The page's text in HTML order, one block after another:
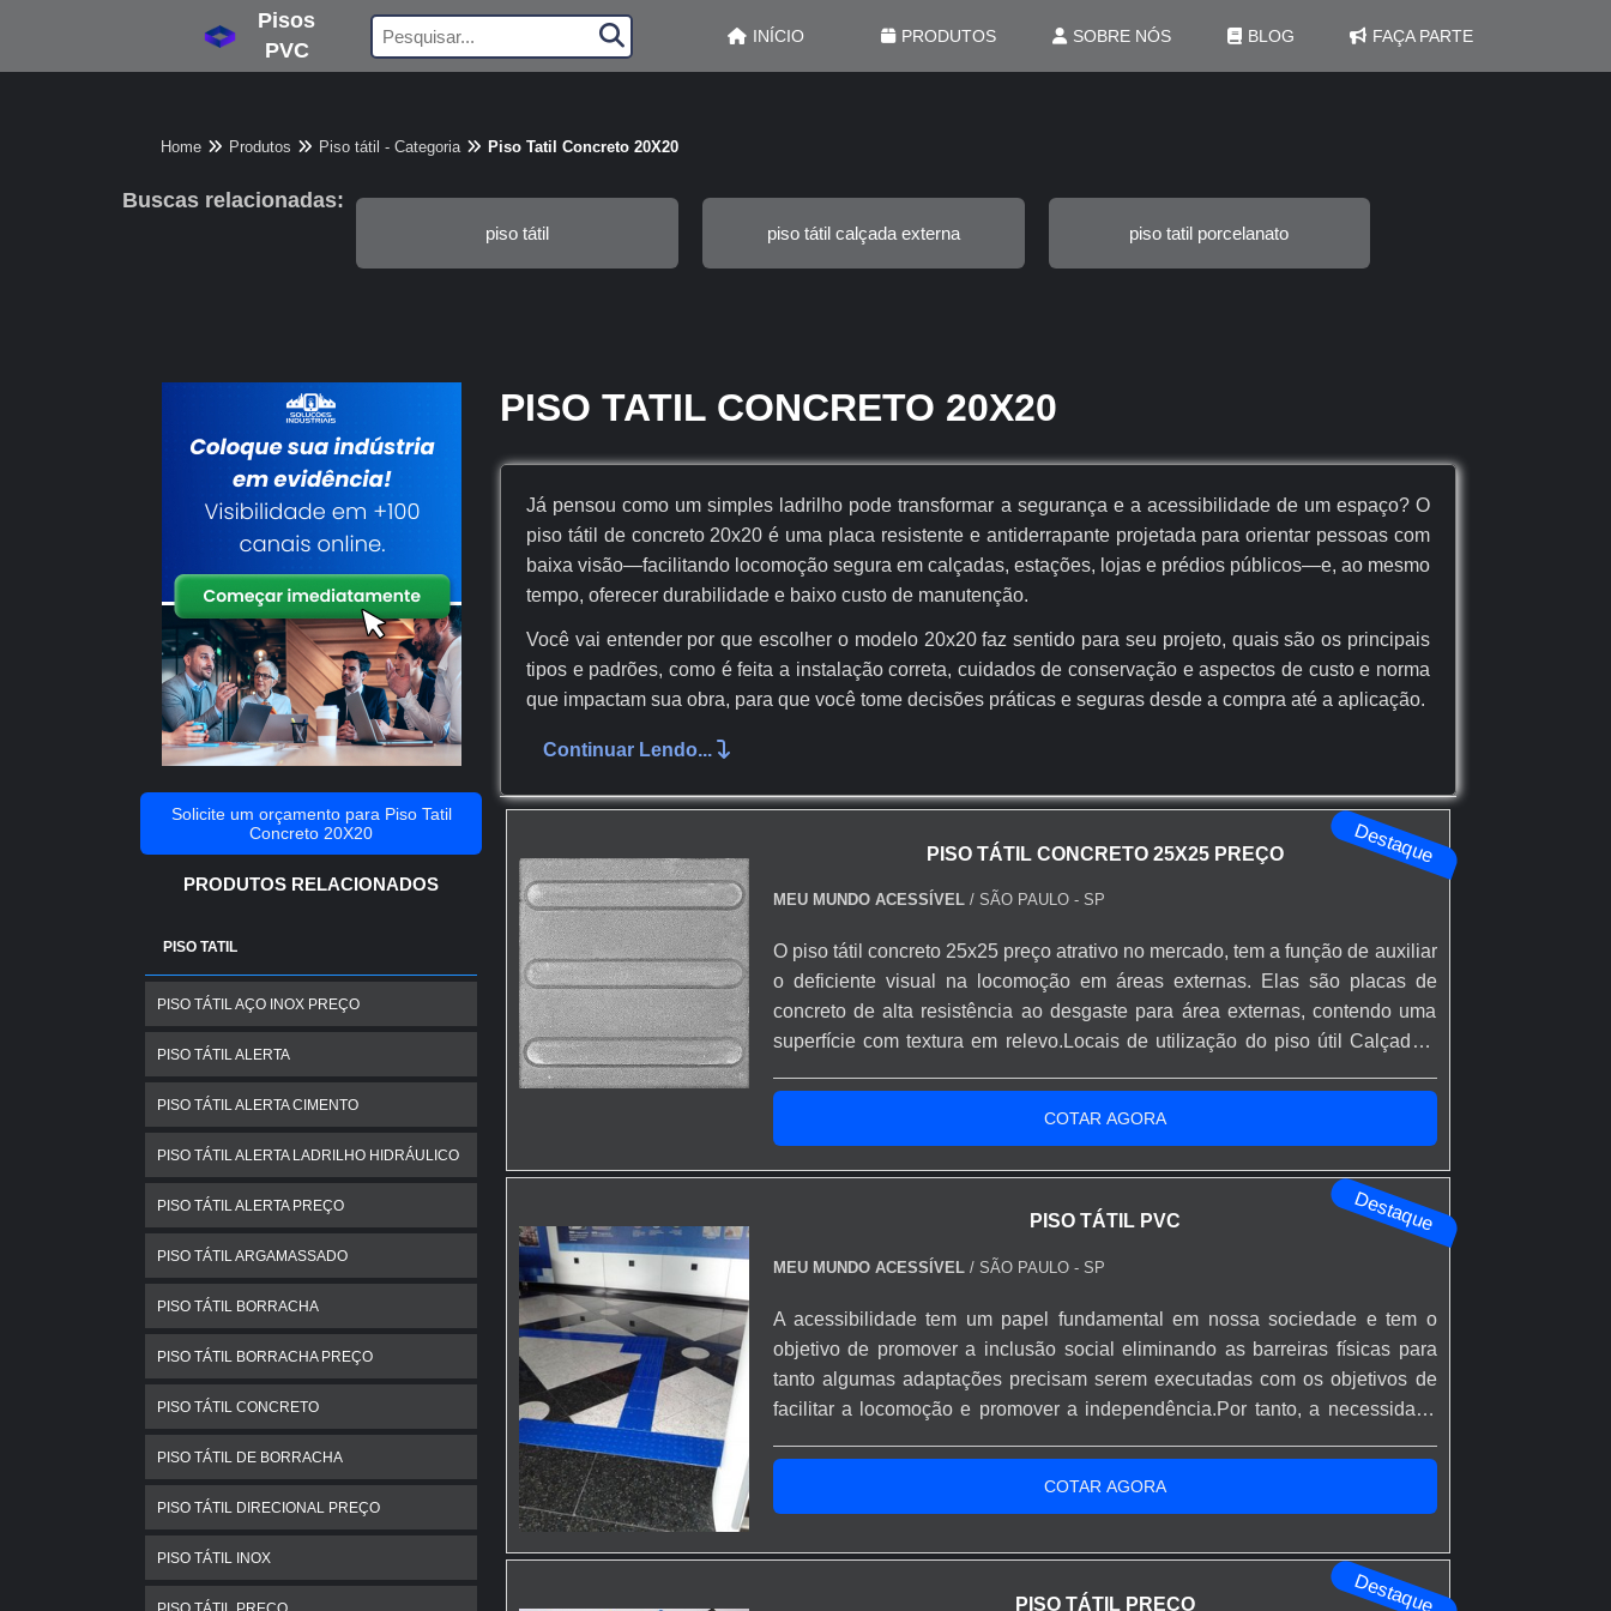
Pisos
PVC
INÍCIO PRODUTOS SOBRE NÓS BLOG FAÇA PARTE
Home Produtos Piso tátil - Categoria Piso Tatil Concreto 20X20
Buscas relacionadas:
piso tátil piso tátil calçada externa piso tatil porcelanato
Solicite um orçamento para Piso Tatil
Concreto 20X20
PRODUTOS RELACIONADOS
PISO TATIL
PISO TÁTIL AÇO INOX PREÇO
PISO TÁTIL ALERTA
PISO TÁTIL ALERTA CIMENTO
PISO TÁTIL ALERTA LADRILHO HIDRÁULICO
PISO TÁTIL ALERTA PREÇO
PISO TÁTIL ARGAMASSADO
PISO TÁTIL BORRACHA
PISO TÁTIL BORRACHA PREÇO
PISO TÁTIL CONCRETO
PISO TÁTIL DE BORRACHA
PISO TÁTIL DIRECIONAL PREÇO
PISO TÁTIL INOX
PISO TATIL CONCRETO 20X20
Já pensou como um simples ladrilho pode transformar a segurança e a acessibilidade de um espaço? O
piso tátil de concreto 20x20 é uma placa resistente e antiderrapante projetada para orientar pessoas com
baixa visão—facilitando locomoção segura em calçadas, estações, lojas e prédios públicos—e, ao mesmo
tempo, oferecer durabilidade e baixo custo de manutenção.
Você vai entender por que escolher o modelo 20x20 faz sentido para seu projeto, quais são os principais
tipos e padrões, como é feita a instalação correta, cuidados de conservação e aspectos de custo e norma
que impactam sua obra, para que você tome decisões práticas e seguras desde a compra até a aplicação.
CARACTERÍSTICAS E ESPECIFICAÇÕES DO PISO TATIL
CONCRETO 20X20
O piso tatil concreto 20x20 oferece sinalização tátil robusta e modular para acessibilidade. Você terá
referência clara de dimensões, resistência e compatibilidade com projetos urbanos e internos, facilitando
escolha técnica e logística imediata.
FOCO PRÁTICO EM DESEMPENHO E INSTALAÇÃO
O piso tatil concreto 20x20 é fabricado em concreto vibrado com aditivos para maior durabilidade. Cada
placa mede 20x20 cm, espessura comum entre 3,5 e 4,5 cm e tolerância dimensional de ±2 mm,
garantindo assentamento retilíneo. O material apresenta resistência à compressão acima de 30 MPa,
Nos detalhes de acabamento há duas opções principais: superfície com pinos salientes (indicativo
direcional) e superfície com ranhuras (indicativo de alerta). Você encontra variações de cor por
pigmentação inorgânica, o que mantém contraste visual estável ao longo do tempo. Como produto para
projetos acessíveis, a manutenção é simples: limpeza mecânica e eventual rejuntamento com argamassa
cimentícia recomendada pelo fabricante.
Para implantação prática, os pisos exigem base estabilizada com camada de areia e brita compactadas,
ou contrapiso de concreto nivelado quando o projeto pede maior carga. A fixação pode ser direta com
adesivo cimentício ou com junta maleável para áreas externas. Em obras, descarregue paletes com
cuidado, respeite o espaçamento de junta de 3–5 mm e realize teste de piso piloto antes da compra em
larga escala.
Dimensões: 20x20 cm; espessuras 3,5–4,5 cm; tolerância ±2 mm.
Propriedades mecânicas: resistência ≥30 MPa; acabamento antiderrapante.
Tipos de superfície: pinos (direcional) e ranhuras (alerta), cores pigmentadas.
Instalação: base granular compactada ou contrapiso de concreto; junta 3–5 mm; adesivo cimentício.
Continuar Lendo...
Destaque
PISO TÁTIL CONCRETO 25X25 PREÇO
MEU MUNDO ACESSÍVEL / SÃO PAULO - SP
O piso tátil concreto 25x25 preço atrativo no mercado, tem a função de auxiliar
o deficiente visual na locomoção em áreas externas. Elas são placas de
concreto de alta resistência ao desgaste para área externas, contendo uma
superfície com textura em relevo.Locais de utilização do piso útil Calçadas;
telefones públicos; Entre outros.É importante que a cor do piso tá...
COTAR AGORA
Destaque
PISO TÁTIL PVC
MEU MUNDO ACESSÍVEL / SÃO PAULO - SP
A acessibilidade tem um papel fundamental em nossa sociedade e tem o
objetivo de promover a inclusão social eliminando as barreiras físicas para
tanto algumas adaptações precisam serem executadas com os objetivos de
facilitar a locomoção e promover a independência.Por tanto, a necessidade
ambientes públicos e particulares, possibilitando a condição de alcance,
COTAR AGORA
Destaque
PISO TÁTIL PREÇO